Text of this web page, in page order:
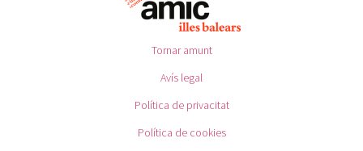
Tornar amunt
Avís legal
Política de privacitat
Política de cookies